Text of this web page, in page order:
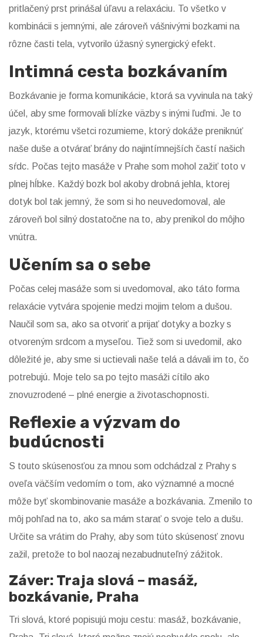
pritlačený prst prinášal úľavu a relaxáciu. To všetko v
kombinácii s jemnými, ale zároveň vášnivými bozkami na
rôzne časti tela, vytvorilo úžasný synergický efekt.
Intimná cesta bozkávaním
Bozkávanie je forma komunikácie, ktorá sa vyvinula na taký
účel, aby sme formovali blízke väzby s inými ľuďmi. Je to
jazyk, ktorému všetci rozumieme, ktorý dokáže preniknúť
naše duše a otvárať brány do najintímnejších častí našich
sŕdc. Počas tejto masáže v Prahe som mohol zažiť toto v
plnej hĺbke. Každý bozk bol akoby drobná jehla, ktorej
dotyk bol tak jemný, že som si ho neuvedomoval, ale
zároveň bol silný dostatočne na to, aby prenikol do môjho
vnútra.
Učením sa o sebe
Počas celej masáže som si uvedomoval, ako táto forma
relaxácie vytvára spojenie medzi mojim telom a dušou.
Naučil som sa, ako sa otvoriť a prijať dotyky a bozky s
otvoreným srdcom a myseľou. Tiež som si uvedomil, ako
dôležité je, aby sme si uctievali naše telá a dávali im to, čo
potrebujú. Moje telo sa po tejto masáži cítilo ako
znovuzrodené – plné energie a životaschopnosti.
Reflexie a výzvam do
budúcnosti
S touto skúsenosťou za mnou som odchádzal z Prahy s
oveľa väčším vedomím o tom, ako významné a mocné
môže byť skombinovanie masáže a bozkávania. Zmenilo to
môj pohľad na to, ako sa mám starať o svoje telo a dušu.
Určite sa vrátim do Prahy, aby som túto skúsenosť znovu
zažil, pretože to bol naozaj nezabudnuteľný zážitok.
Záver: Traja slová – masáž,
bozkávanie, Praha
Tri slová, ktoré popisujú moju cestu: masáž, bozkávanie,